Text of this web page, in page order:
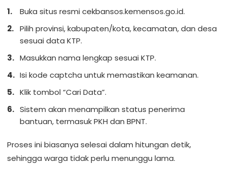
Buka situs resmi cekbansos.kemensos.go.id.
Pilih provinsi, kabupaten/kota, kecamatan, dan desa
sesuai data KTP.
Masukkan nama lengkap sesuai KTP.
Isi kode captcha untuk memastikan keamanan.
Klik tombol “Cari Data”.
Sistem akan menampilkan status penerima
bantuan, termasuk PKH dan BPNT.
Proses ini biasanya selesai dalam hitungan detik,
sehingga warga tidak perlu menunggu lama.